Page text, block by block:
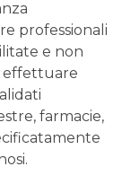
professionali
e non
effettuare
farmacie,